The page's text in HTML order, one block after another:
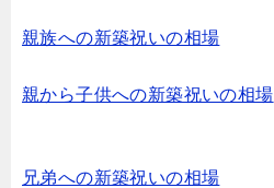
親族への新築祝いの相場
親から子供への新築祝いの相場
兄弟への新築祝いの相場